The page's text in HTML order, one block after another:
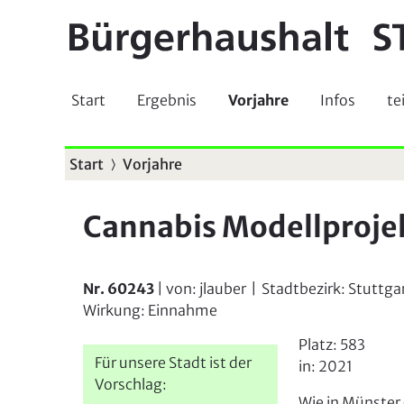
Start Ergebnis Vorjahre Infos
d
Start Vorjahre
Cannabis
Nr. 60243 | von: jlauber Stadtbezirk:
Wirkung: Einnahme
Für unsere Stadt ist der
Vorschlag:
Platz: 583
in: 2021